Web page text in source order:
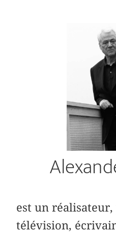
est un
télévision,